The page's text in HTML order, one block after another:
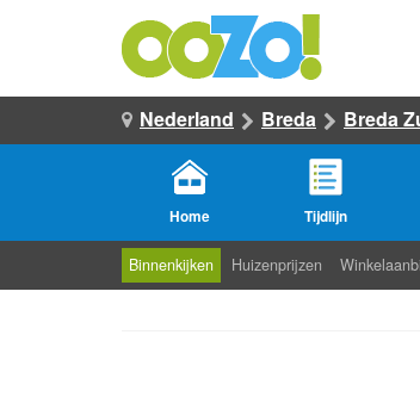
Nederland Breda Breda
Home Tijdlijn
Binnenkijken Huizenprijzen